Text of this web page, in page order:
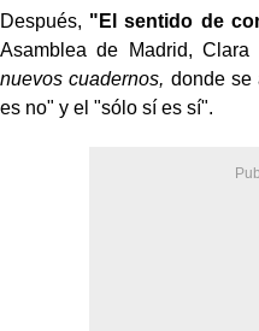
Después, "El sentido de
Asamblea de Madrid,
nuevos cuadernos, donde se
es no" y el "sólo sí es sí".